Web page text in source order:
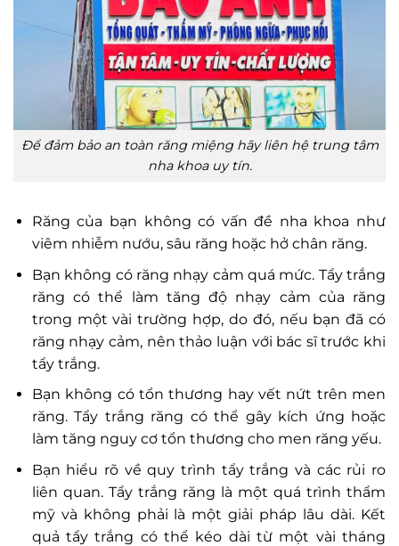
Để đảm bảo an toàn răng miệng hãy liên hệ trung tâm
nha khoa uy tín.
Răng của bạn không có vấn đề nha khoa như
viêm nhiễm nướu, sâu răng hoặc hở chân răng.
Bạn không có răng nhạy cảm quá mức. Tẩy trắng
răng có thể làm tăng độ nhạy cảm của răng
trong một vài trường hợp, do đó, nếu bạn đã có
răng nhạy cảm, nên thảo luận với bác sĩ trước khi
tẩy trắng.
Bạn không có tổn thương hay vết nứt trên men
răng. Tẩy trắng răng có thể gây kích ứng hoặc
làm tăng nguy cơ tổn thương cho men răng yếu.
Bạn hiểu rõ về quy trình tẩy trắng và các rủi ro
liên quan. Tẩy trắng răng là một quá trình thẩm
mỹ và không phải là một giải pháp lâu dài. Kết
quả tẩy trắng có thể kéo dài từ một vài tháng